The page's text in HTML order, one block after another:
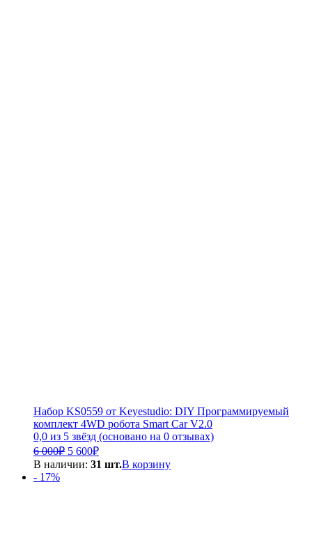
Набор KS0559 от Keyestudio: DIY Программируемый
комплект 4WD робота Smart Car V2.0
0,0 из 5 звёзд (основано на 0 отзывах)
6 000₽ Первоначальная
цена
5 600₽Текущая
цена:
В наличии: 31 шт.В корзину
- 17%